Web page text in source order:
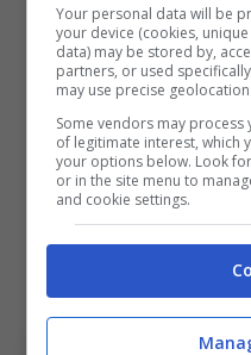
funziona, e così è
Castro, tanto il
scelta timbrando
come il segmento di
di ottobre e
indicativo: ebbene,
e poi Bologna 11, il
dimensione alla
Your personal data will be
your device (cookies,
data) may be stored by,
partners, or used
may use precise
Some vendors may
of legitimate interest, which
your options below. Look
or in the site menu to
and cookie settings.